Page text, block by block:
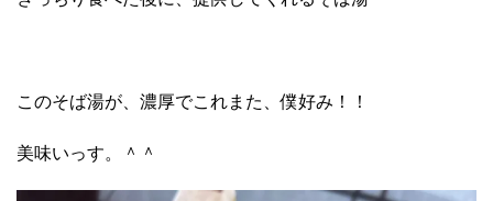
このそば湯が、濃厚でこれまた、僕好み！！
美味いっす。＾＾